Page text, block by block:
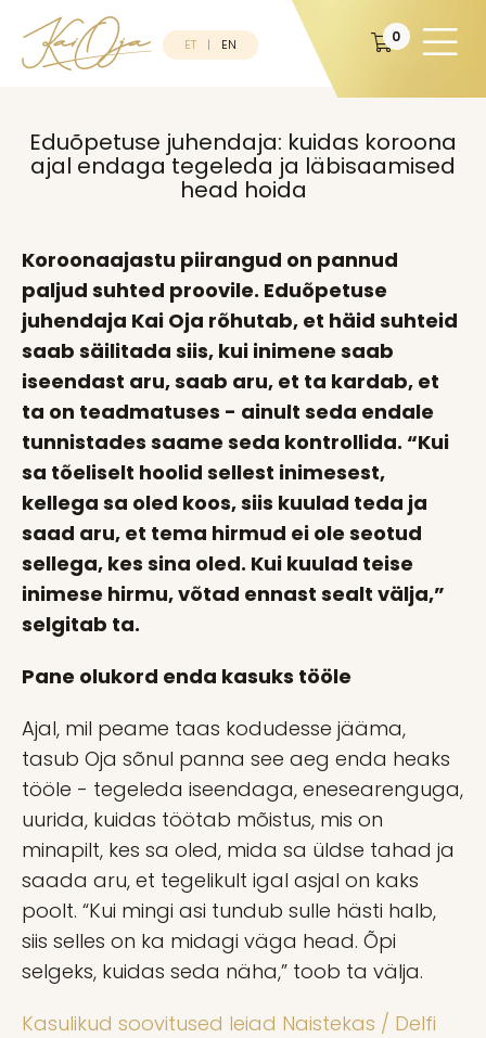
0
ET EN
Eduõpetuse juhendaja: kuidas koroona
ajal endaga tegeleda ja läbisaamised
head hoida
Koroonaajastu piirangud on pannud
paljud suhted proovile. Eduõpetuse
juhendaja Kai Oja rõhutab, et häid suhteid
saab säilitada siis, kui inimene saab
iseendast aru, saab aru, et ta kardab, et
ta on teadmatuses - ainult seda endale
tunnistades saame seda kontrollida. “Kui
sa tõeliselt hoolid sellest inimesest,
kellega sa oled koos, siis kuulad teda ja
saad aru, et tema hirmud ei ole seotud
sellega, kes sina oled. Kui kuulad teise
inimese hirmu, võtad ennast sealt välja,”
selgitab ta.
Pane olukord enda kasuks tööle
Ajal, mil peame taas kodudesse jääma,
tasub Oja sõnul panna see aeg enda heaks
tööle - tegeleda iseendaga, enesearenguga,
uurida, kuidas töötab mõistus, mis on
minapilt, kes sa oled, mida sa üldse tahad ja
saada aru, et tegelikult igal asjal on kaks
poolt. “Kui mingi asi tundub sulle hästi halb,
siis selles on ka midagi väga head. Õpi
selgeks, kuidas seda näha,” toob ta välja.
Kasulikud soovitused leiad Naistekas / Delfi